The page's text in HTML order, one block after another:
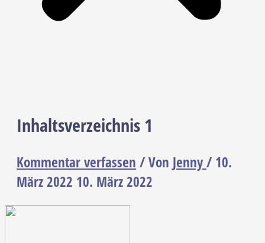
Inhaltsverzeichnis 1
Kommentar verfassen / Von Jenny/ 10.
März 2022 10. März 2022